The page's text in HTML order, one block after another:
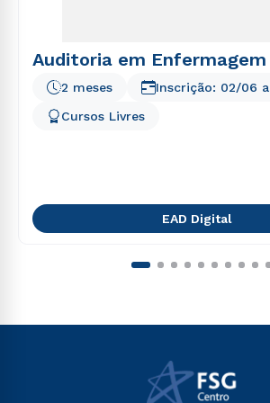
Auditoria em Enfermagem
2 meses
Cursos Livres
Inscrição: 02/06 a
EAD Digital